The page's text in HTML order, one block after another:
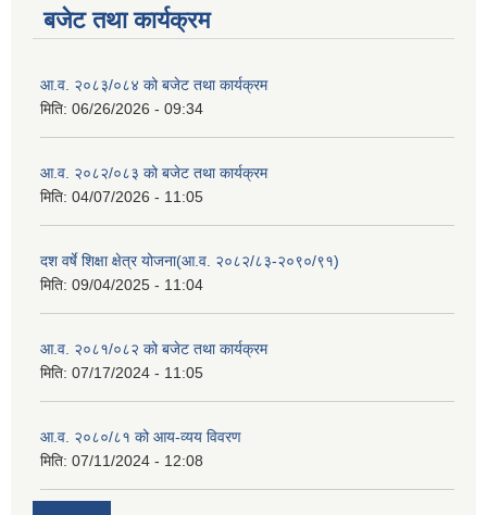
बजेट तथा कार्यक्रम
आ.व. २०८३/०८४ को बजेट तथा कार्यक्रम
मिति: 06/26/2026 - 09:34
आ.व. २०८२/०८३ को बजेट तथा कार्यक्रम
मिति: 04/07/2026 - 11:05
दश वर्षे शिक्षा क्षेत्र योजना(आ.व. २०८२/८३-२०९०/९१)
मिति: 09/04/2025 - 11:04
आ.व. २०८१/०८२ को बजेट तथा कार्यक्रम
मिति: 07/17/2024 - 11:05
आ.व. २०८०/८१ को आय-व्यय विवरण
मिति: 07/11/2024 - 12:08